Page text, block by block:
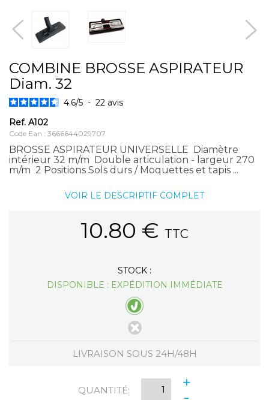
COMBINE BROSSE ASPIRATEUR
Diam. 32
4.6/5 - 22 avis
Ref. A102
Code Ean : 3666644029707
BROSSE ASPIRATEUR UNIVERSELLE Diamètre
intérieur 32 m/m Double articulation - largeur 270
m/m 2 Positions Sols durs / Moquettes et tapis ...
VOIR LE DESCRIPTIF COMPLET
10.80 € TTC
STOCK :
DISPONIBLE : EXPÉDITION IMMÉDIATE
LIVRAISON SOUS 24H/48H
QUANTITÉ:
+